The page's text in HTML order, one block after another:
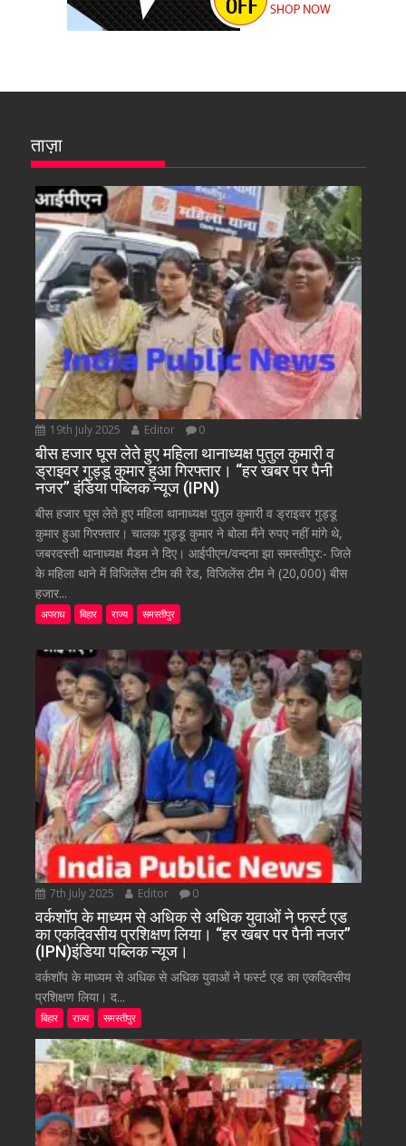
ताज़ा
19th July 2025 Editor 0
बीस हजार घूस लेते हुए महिला थानाध्यक्ष पुतुल कुमारी व
ड्राइवर गुड्डू कुमार हुआ गिरफ्तार। “हर खबर पर पैनी
नजर” इंडिया पब्लिक न्यूज (IPN)
बीस हजार घूस लेते हुए महिला थानाध्यक्ष पुतुल कुमारी व ड्राइवर गुड्डू
कुमार हुआ गिरफ्तार। चालक गुड्डू कुमार ने बोला मैंने रुपए नहीं मांगे थे,
जबरदस्ती थानाध्यक्ष मैडम ने दिए। आईपीएन/वन्दना झा समस्तीपुर:- जिले
के महिला थाने में विजिलेंस टीम की रेड, विजिलेंस टीम ने (20,000) बीस
हजार...
अपराध बिहार राज्य समस्तीपुर
7th July 2025 Editor 0
वर्कशॉप के माध्यम से अधिक से अधिक युवाओं ने फर्स्ट एड
का एकदिवसीय प्रशिक्षण लिया। “हर खबर पर पैनी नजर”
(IPN)इंडिया पब्लिक न्यूज।
वर्कशॉप के माध्यम से अधिक से अधिक युवाओं ने फर्स्ट एड का एकदिवसीय
प्रशिक्षण लिया। द...
बिहार राज्य समस्तीपुर